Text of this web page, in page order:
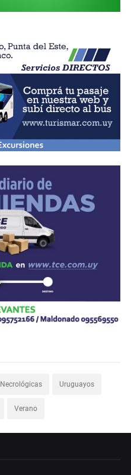
Necrológicas Uruguayos
Verano